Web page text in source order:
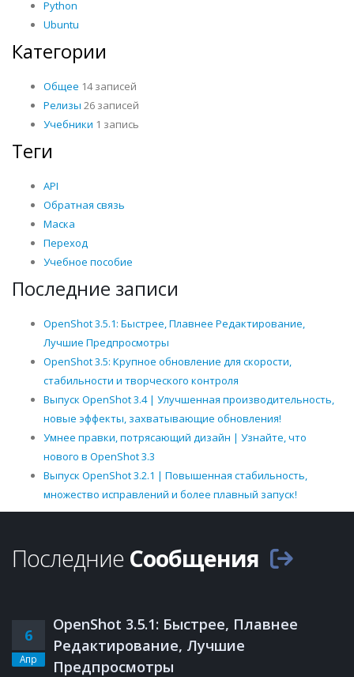
Python
Ubuntu
Категории
Общее 14 записей
Релизы 26 записей
Учебники 1 запись
Теги
API
Обратная связь
Маска
Переход
Учебное пособие
Последние записи
OpenShot 3.5.1: Быстрее, Плавнее Редактирование,
Лучшие Предпросмотры
OpenShot 3.5: Крупное обновление для скорости,
стабильности и творческого контроля
Выпуск OpenShot 3.4 | Улучшенная производительность,
новые эффекты, захватывающие обновления!
Умнее правки, потрясающий дизайн | Узнайте, что
нового в OpenShot 3.3
Выпуск OpenShot 3.2.1 | Повышенная стабильность,
множество исправлений и более плавный запуск!
Последние Сообщения
6
Апр
OpenShot 3.5.1: Быстрее, Плавнее
Редактирование, Лучшие
Предпросмотры